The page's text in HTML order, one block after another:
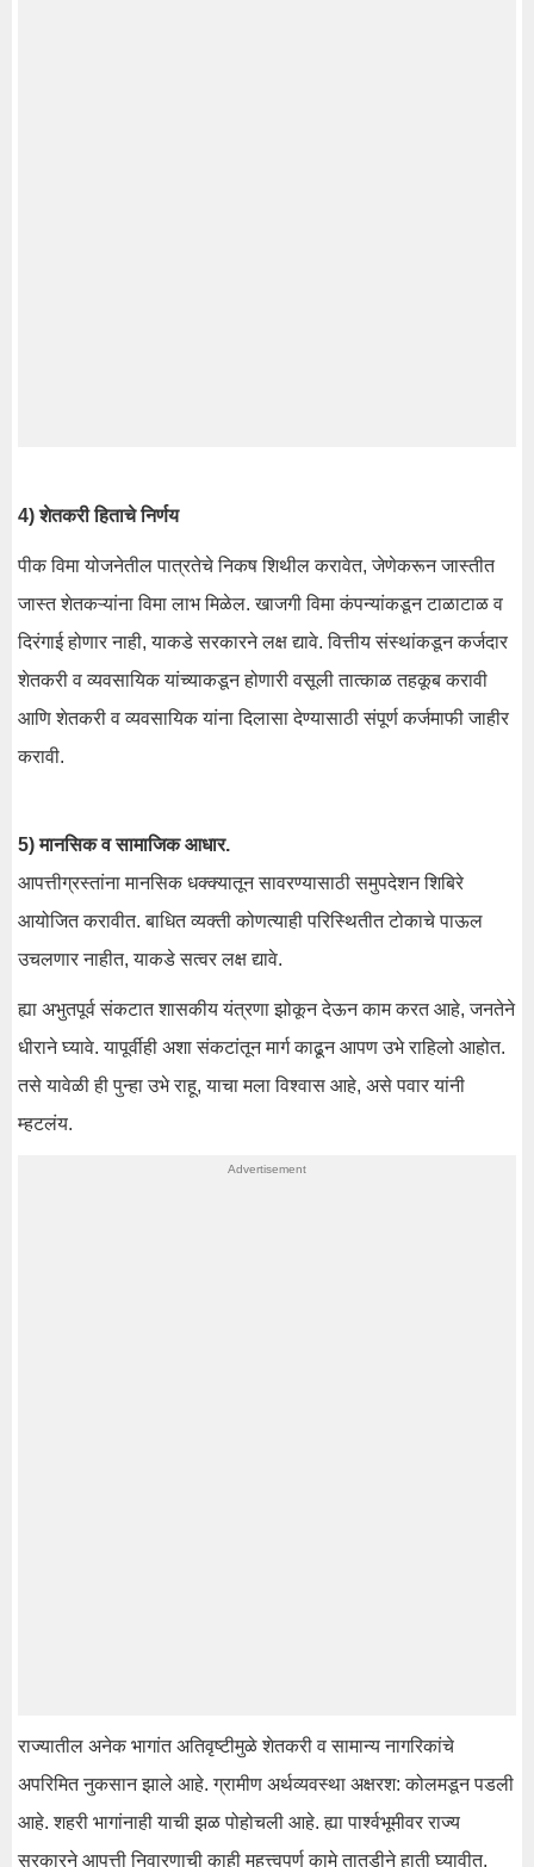
4) शेतकरी हिताचे निर्णय
पीक विमा योजनेतील पात्रतेचे निकष शिथील करावेत, जेणेकरून जास्तीत
जास्त शेतकऱ्यांना विमा लाभ मिळेल. खाजगी विमा कंपन्यांकडून टाळाटाळ व
दिरंगाई होणार नाही, याकडे सरकारने लक्ष द्यावे. वित्तीय संस्थांकडून कर्जदार
शेतकरी व व्यवसायिक यांच्याकडून होणारी वसूली तात्काळ तहकूब करावी
आणि शेतकरी व व्यवसायिक यांना दिलासा देण्यासाठी संपूर्ण कर्जमाफी जाहीर
करावी.
5) मानसिक व सामाजिक आधार.
आपत्तीग्रस्तांना मानसिक धक्क्यातून सावरण्यासाठी समुपदेशन शिबिरे
आयोजित करावीत. बाधित व्यक्ती कोणत्याही परिस्थितीत टोकाचे पाऊल
उचलणार नाहीत, याकडे सत्वर लक्ष द्यावे.
ह्या अभुतपूर्व संकटात शासकीय यंत्रणा झोकून देऊन काम करत आहे, जनतेने
धीराने घ्यावे. यापूर्वीही अशा संकटांतून मार्ग काढून आपण उभे राहिलो आहोत.
तसे यावेळी ही पुन्हा उभे राहू, याचा मला विश्वास आहे, असे पवार यांनी
म्हटलंय.
राज्यातील अनेक भागांत अतिवृष्टीमुळे शेतकरी व सामान्य नागरिकांचे
अपरिमित नुकसान झाले आहे. ग्रामीण अर्थव्यवस्था अक्षरश: कोलमडून पडली
आहे. शहरी भागांनाही याची झळ पोहोचली आहे. ह्या पार्श्वभूमीवर राज्य
सरकारने आपत्ती निवारणाची काही महत्त्वपुर्ण कामे तातडीने हाती घ्यावीत,